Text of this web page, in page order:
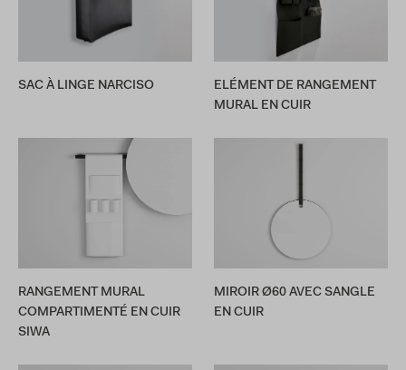
SAC À LINGE NARCISO
ELÉMENT DE RANGEMENT
MURAL EN CUIR
RANGEMENT MURAL
COMPARTIMENTÉ EN CUIR
SIWA
MIROIR Ø60 AVEC SANGLE
EN CUIR